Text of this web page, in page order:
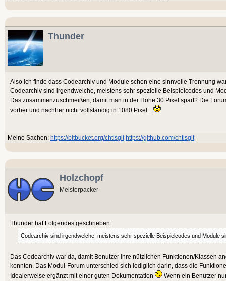
Thunder
Also ich finde dass Codearchiv und Module schon eine sinnvolle Trennung
Codearchiv sind irgendwelche, meistens sehr spezielle Beispielcodes und
Das zusammenzuschmeißen, damit man in der Höhe 30 Pixel spart? Die
vorher und nachher nicht vollständig in 1080 Pixel...
Meine Sachen: https://bitbucket.org/chtisgit https://github.com/chtisgit
Holzchopf
Meisterpacker
Thunder hat Folgendes geschrieben:
Codearchiv sind irgendwelche, meistens sehr spezielle Beispielcodes und Module
Das Codearchiv war da, damit Benutzer ihre nützlichen Funktionen/Klassen
konnten. Das Modul-Forum unterschied sich lediglich darin, dass die
Idealerweise ergänzt mit einer guten Dokumentation
Wenn ein Benutzer